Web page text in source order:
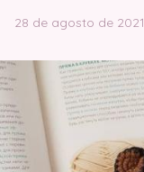
28 de agosto de 2021